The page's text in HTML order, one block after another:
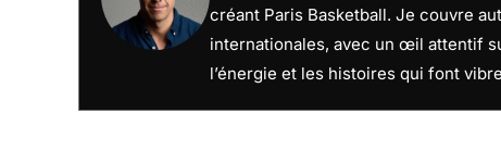
créant Paris Basketball. Je couvre
internationales, avec un œil attentif
l’énergie et les histoires qui font